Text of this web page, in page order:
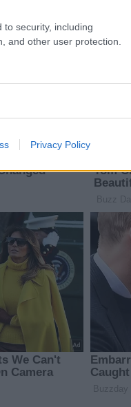
to security, including
and other user protection.
Privacy Policy